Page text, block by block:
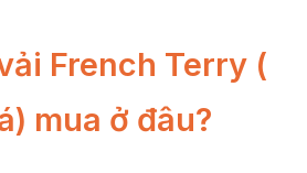
French Terry (
mua ở đâu?